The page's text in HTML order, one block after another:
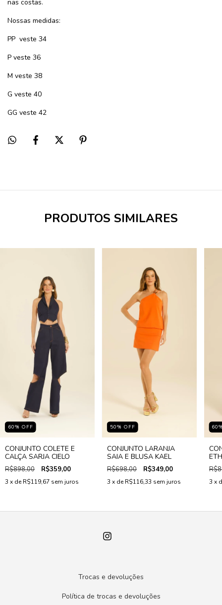
nas costas.
Nossas medidas:
PP veste 34
P veste 36
M veste 38
G veste 40
GG veste 42
PRODUTOS SIMILARES
60% OFF
CONJUNTO COLETE E
CALÇA SARJA CIELO
R$898,00 R$359,00
3 x deR$119,67 sem juros
50% OFF
CONJUNTO LARANJA
SAIA E BLUSA KAEL
R$698,00 R$349,00
3 x deR$116,33 sem juros
60
3 x
Trocas e devoluções
Política de trocas e devoluções